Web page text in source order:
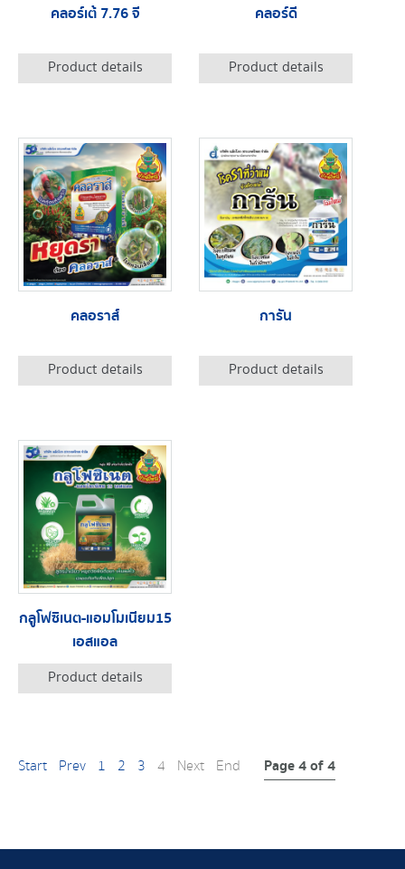
คลอร์เต้ 7.76 จี
Product details
คลอร์ดี
Product details
คลอราส์
Product details
การัน
Product details
กลูโฟซิเนต-แอมโมเนียม15
เอสแอล
Product details
Start Prev 1 2 3 4 Next End Page 4 of 4